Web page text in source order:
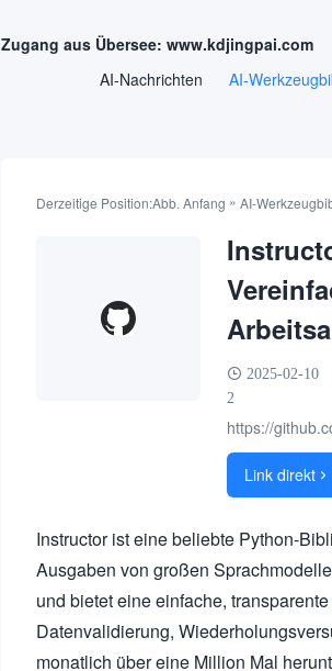
Zugang aus Übersee: www.kdjingpai.com
AI-Nachrichten
AI-
Derzeitige Position:Abb. Anfang » AI-
2025-02-10
2
https://
Link direkt 
Instructor ist eine beliebte Python-
Ausgaben von großen
und bietet eine einfache,
Datenvalidierung,
monatlich über eine Million Mal